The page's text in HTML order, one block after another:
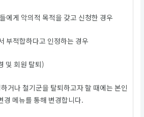
에게 악의적 목적을 갖고 신청한 경우
부적합하다고 인정하는 경우
및 회원 탈퇴)
거나 철기군을 탈퇴하고자 할 때에는 본인
경 메뉴를 통해 변경합니다.